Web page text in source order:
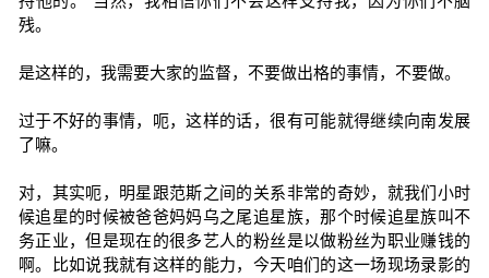
残。
是这样的，我需要大家的监督，不要做出格的事情，不要做。
过于不好的事情，呃，这样的话，很有可能就得继续向南发展
了嘛。
对，其实呃，明星跟范斯之间的关系非常的奇妙，就我们小时
候追星的时候被爸爸妈妈乌之尾追星族，那个时候追星族叫不
务正业，但是现在的很多艺人的粉丝是以做粉丝为职业赚钱的
啊。比如说我就有这样的能力，今天咱们的这一场现场录影的